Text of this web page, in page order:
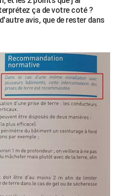
ça de votre coté ?
avis, que de rester dans